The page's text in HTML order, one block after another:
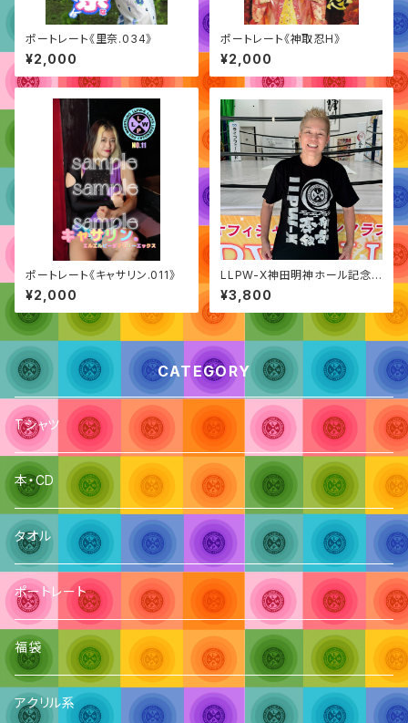
ポートレート《里奈.034》
¥2,000
ポートレート《神取忍H》
¥2,000
ポートレート《キャサリン.011》
¥2,000
LLPW-X神田明神ホール記念T
シャツ
¥3,800
CATEGORY
Tシャツ
本・CD
タオル
ポートレート
福袋
アクリル系